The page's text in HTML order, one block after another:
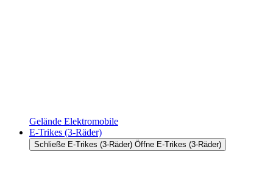
Gelände Elektromobile
E-Trikes (3-Räder)
Schließe E-Trikes (3-Räder) Öffne E-Trikes (3-Räder)